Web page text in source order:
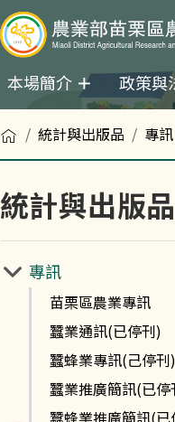
本場簡介 政策與
首頁統計與出版品 專訊
統計與出版品
專訊
苗栗區農業專訊
蠶業通訊(已停刊)
蠶蜂業專訊(己停刊)
蠶業推廣簡訊(已停
蠶蜂業推廣簡訊(已